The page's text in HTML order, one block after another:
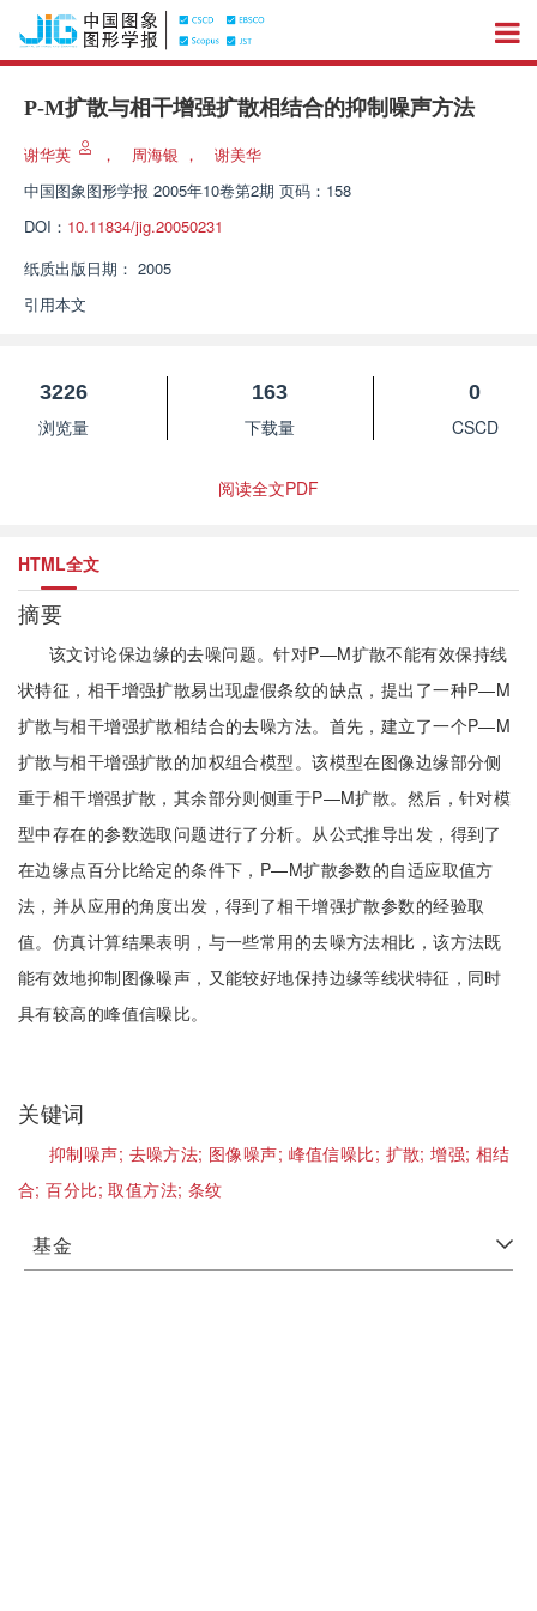
P-M扩散与相干增强扩散相结合的抑制噪声方法
谢华英 ， 周海银 ，
谢美华
中国图象图形学报 2005年10卷第2期 页码：158
DOI： 10.11834/jig.20050231
纸质出版日期： 2005
引用本文
3226
浏览量
163
下载量
0
CSCD
阅读全文PDF
HTML全文
摘要
该文讨论保边缘的去噪问题。针对P—M扩散不能有效保持线
状特征，相干增强扩散易出现虚假条纹的缺点，提出了一种P—M
扩散与相干增强扩散相结合的去噪方法。首先，建立了一个P—M
扩散与相干增强扩散的加权组合模型。该模型在图像边缘部分侧
重于相干增强扩散，其余部分则侧重于P—M扩散。然后，针对模
型中存在的参数选取问题进行了分析。从公式推导出发，得到了
在边缘点百分比给定的条件下，P—M扩散参数的自适应取值方
法，并从应用的角度出发，得到了相干增强扩散参数的经验取
值。仿真计算结果表明，与一些常用的去噪方法相比，该方法既
能有效地抑制图像噪声，又能较好地保持边缘等线状特征，同时
具有较高的峰值信噪比。
关键词
抑制噪声; 去噪方法; 图像噪声; 峰值信噪比; 扩散;增强; 相结
合;百分比;取值方法; 条纹
基金